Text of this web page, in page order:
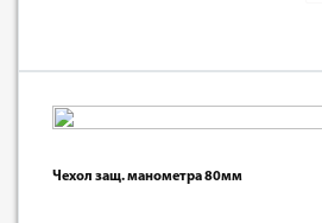
Чехол защ. манометра 80мм